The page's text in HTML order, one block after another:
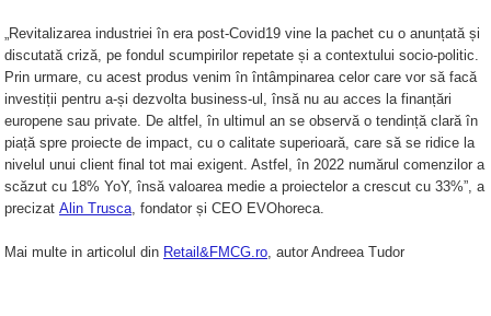
Scaune fast food
Scaune cantina
Fotolii si Demifotolii
HoReCa
Fotolii din lemn
Fotolii din metal
Fotolii din plastic
Banchete & tabureti
Canapele si fotolii terasa
Canapele si mese terasa
Mese si scaune terasa
Scaune de bar pentru
exterior
Obiecte decorative
Solutii umbrire
Banca sala de asteptare
Mese sala de asteptare
Scaune sala de asteptare
Parcari Biciclete
Statii de Autobuz
Tomberoane si Pubele de Gunoi
Decoratiuni urbane
Decorațiuni de Paște
„Revitalizarea industriei în era post-Covid19 vine la pachet cu o anunțată și
discutată criză, pe fondul scumpirilor repetate și a contextului socio-politic.
Prin urmare, cu acest produs venim în întâmpinarea celor care vor să facă
investiții pentru a-și dezvolta business-ul, însă nu au acces la finanțări
europene sau private. De altfel, în ultimul an se observă o tendință clară în
piață spre proiecte de impact, cu o calitate superioară, care să se ridice la
nivelul unui client final tot mai exigent. Astfel, în 2022 numărul comenzilor a
scăzut cu 18% YoY, însă valoarea medie a proiectelor a crescut cu 33%”, a
precizat Alin Trusca , fondator și CEO EVOhoreca.
Mai multe in articolul din Retail&FMCG.ro , autor Andreea Tudor